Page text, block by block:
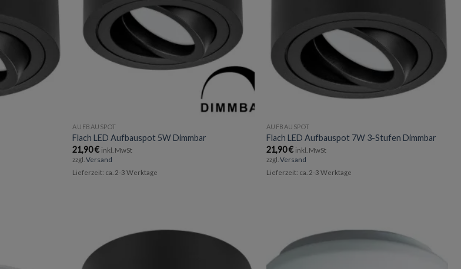
AUFBAUSPOT
Flach LED Aufbauspot 5W Dimmbar
21,90€ inkl. MwSt
zzgl.Versand
Lieferzeit: ca. 2-3 Werktage
AUFBAUSPOT
Flach LED Aufbauspot 7W 3-Stufen Dimmbar
21,90€ inkl. MwSt
zzgl. Versand
Lieferzeit: ca. 2-3 Werktage